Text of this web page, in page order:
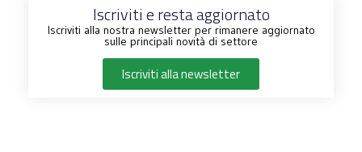
Iscriviti e resta aggiornato
Iscriviti alla nostra newsletter per rimanere aggiornato
sulle principali novità di settore
Iscriviti alla newsletter